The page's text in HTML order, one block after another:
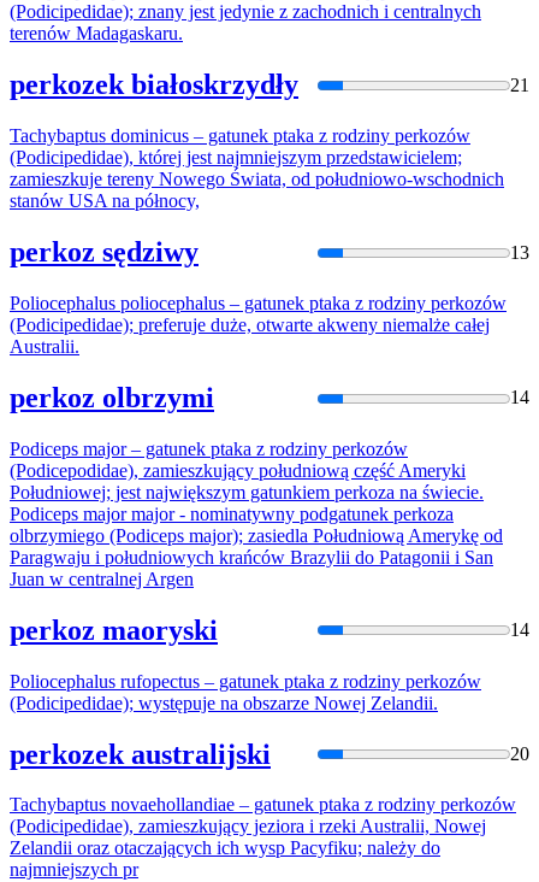
(Podicipedidae); znany jest jedynie z zachodnich i centralnych
terenów Madagaskaru.
perkozek białoskrzydły 21
Tachybaptus dominicus – gatunek ptaka z rodziny perkozów
(Podicipedidae), której jest najmniejszym przedstawicielem;
zamieszkuje tereny Nowego Świata, od południowo-wschodnich
stanów USA na północy,
perkoz sędziwy 13
Poliocephalus poliocephalus – gatunek ptaka z rodziny perkozów
(Podicipedidae); preferuje duże, otwarte akweny niemalże całej
Australii.
perkoz olbrzymi 14
Podiceps major – gatunek ptaka z rodziny perkozów
(Podicepodidae), zamieszkujący południową część Ameryki
Południowej; jest największym gatunkiem perkoza na świecie.
Podiceps major major - nominatywny podgatunek perkoza
olbrzymiego (Podiceps major); zasiedla Południową Amerykę od
Paragwaju i południowych krańców Brazylii do Patagonii i San
Juan w centralnej Argen
perkoz maoryski 14
Poliocephalus rufopectus – gatunek ptaka z rodziny perkozów
(Podicipedidae); występuje na obszarze Nowej Zelandii.
perkozek australijski 20
Tachybaptus novaehollandiae – gatunek ptaka z rodziny perkozów
(Podicipedidae), zamieszkujący jeziora i rzeki Australii, Nowej
Zelandii oraz otaczających ich wysp Pacyfiku; należy do
najmniejszych pr